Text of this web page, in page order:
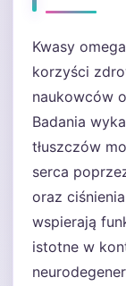
Kwasy
korzyści
naukowców
Badania
tłuszczów
serca
oraz
wspierają
istotne w